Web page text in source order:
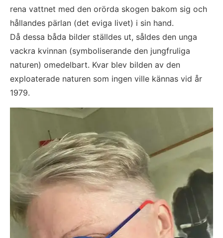
rena vattnet med den orörda skogen bakom sig och
hållandes pärlan (det eviga livet) i sin hand.
Då dessa båda bilder ställdes ut, såldes den unga
vackra kvinnan (symboliserande den jungfruliga
naturen) omedelbart. Kvar blev bilden av den
exploaterade naturen som ingen ville kännas vid år
1979.